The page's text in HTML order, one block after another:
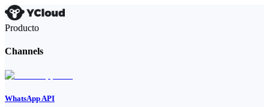
Producto
Channels
WhatsApp API